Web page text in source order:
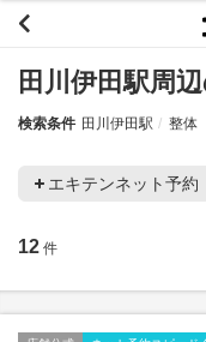
田川伊田駅周
検索条件 田川伊田駅 整体
エキテンネット予約
12 件